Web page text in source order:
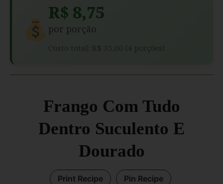
R$ 8,75
por porção
Custo total: R$ 35,00 (4 porções)
Frango Com Tudo
Dentro Suculento E
Dourado
Print Recipe Pin Recipe